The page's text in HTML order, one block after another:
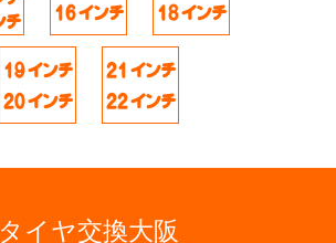
タイヤ交換大阪